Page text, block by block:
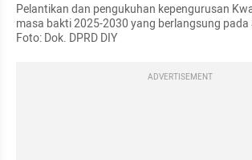
Pelantikan dan pengukuhan kepengurusan
masa bakti 2025-2030 yang berlangsung
Foto: Dok. DPRD DIY
ADVERTISEMENT